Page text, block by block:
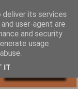
its services
user-agent are
and security
usage
IT